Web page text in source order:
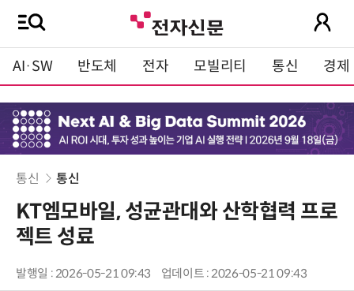
AI·SW 반도체 전자 모빌리티 통신 경제
통신 통신
KT엠모바일, 성균관대와 산학협력 프로
젝트 성료
발행일 : 2026-05-21 09:43 업데이트 : 2026-05-21 09:43